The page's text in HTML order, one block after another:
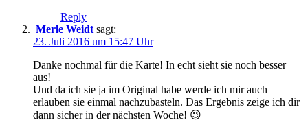
Reply
Merle Weidt sagt:
23. Juli 2016 um 15:47 Uhr
Danke nochmal für die Karte! In echt sieht sie noch besser
aus!
Und da ich sie ja im Original habe werde ich mir auch
erlauben sie einmal nachzubasteln. Das Ergebnis zeige ich dir
dann sicher in der nächsten Woche! 😉